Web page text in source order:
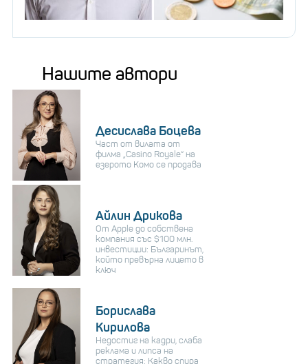
Нашите автори
Десислава Боцева
Част от вилата от
филма „Casino Royale“ на
езерото Комо се продава
Айлин Дрикова
От Apple до собствена
компания със $100 млн.
инвестиции: Българинът,
който превърна лицето в
ключ
Борислава
Кирилова
Недостиг на кадри, слаба
реклама и липса на
стратегия: Какво спира